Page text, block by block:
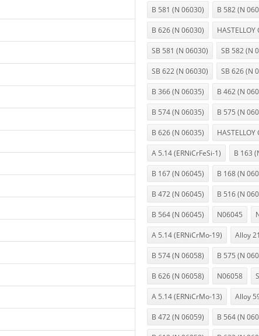
B 581 (N 06030) B 582 (N
B 626 (N 06030)
SB 581 (N 06030) SB 582 (N
SB 622 (N 06030) SB 626 (N
B 366 (N 06035) B 462 (N
B 574 (N 06035) B 575 (N
B 626 (N 06035)
A 5.14 (ERNiCrFeSi-1) B 163
B 167 (N 06045) B 168 (N
B 472 (N 06045) B 516 (N
B 564 (N 06045) N06045
A 5.14 (ERNiCrMo-19) Alloy
B 574 (N 06058) B 575 (N
B 626 (N 06058) N06058
A 5.14 (ERNiCrMo-13) Alloy
B 472 (N 06059) B 564 (N